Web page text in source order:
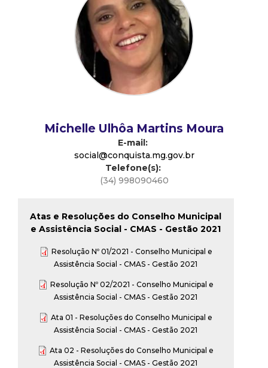
t
M
G
Michelle Ulhôa Martins Moura
E-mail:
social@conquista.mg.gov.br
Telefone(s):
(34) 998090460
Atas e Resoluções do Conselho Municipal
e Assistência Social - CMAS - Gestão 2021
Resolução Nº 01/2021 - Conselho Municipal e
Assistência Social - CMAS - Gestão 2021
Resolução Nº 02/2021 - Conselho Municipal e
Assistência Social - CMAS - Gestão 2021
Ata 01 - Resoluções do Conselho Municipal e
Assistência Social - CMAS - Gestão 2021
Ata 02 - Resoluções do Conselho Municipal e
Assistência Social - CMAS - Gestão 2021